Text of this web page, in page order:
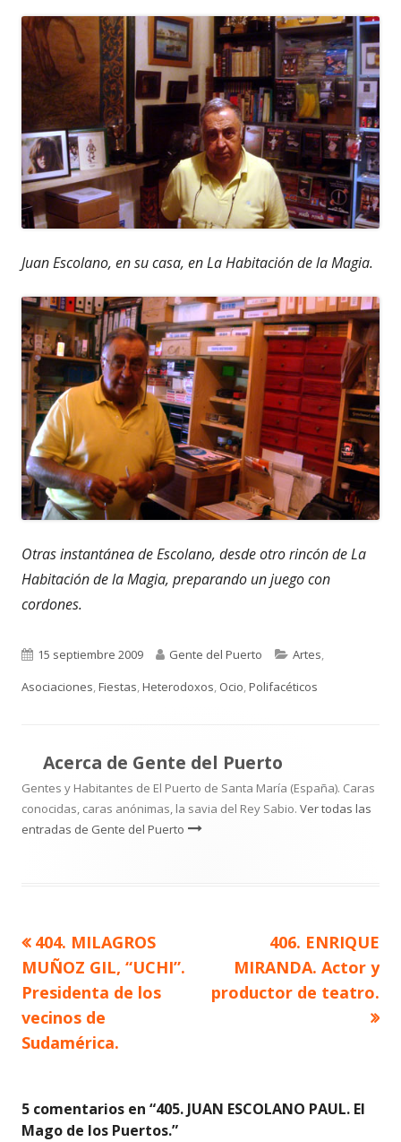
Juan Escolano, en su casa, en La Habitación de la Magia.
Otras instantánea de Escolano, desde otro rincón de La
Habitación de la Magia, preparando un juego con
cordones.
Publicado
el
15 septiembre 2009 Autor
Gente del Puerto Categorías
Artes,
Asociaciones,Fiestas,Heterodoxos, Ocio,Polifacéticos
Acerca de Gente del Puerto
Gentes y Habitantes de El Puerto de Santa María (España). Caras
conocidas, caras anónimas, la savia del Rey Sabio. Ver todas las
entradas de Gente del Puerto
Navegación
de
entradas
Artículo
anterior
404. MILAGROS
MUÑOZ GIL, “UCHI”.
Presidenta de los
vecinos de
Sudamérica.
Artículo
siguiente
406. ENRIQUE
MIRANDA. Actor y
productor de teatro.
5 comentarios en “405. JUAN ESCOLANO PAUL. El
Mago de los Puertos.”